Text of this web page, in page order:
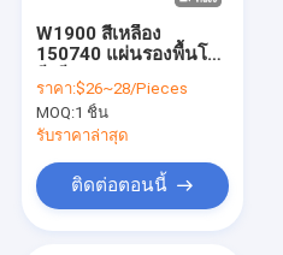
W1900 สีเหลือง
150740 แผ่นรองพื้นโพ
ราคา:$26~28/Pieces
MOQ:1 ชิ้น
รับราคาล่าสุด
ติดต่อตอนนี้